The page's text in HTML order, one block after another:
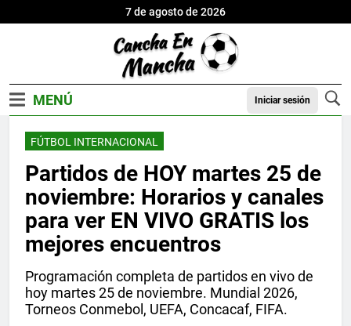
7 de agosto de 2026
Iniciar sesión
FÚTBOL INTERNACIONAL
Partidos de HOY martes 25 de
noviembre: Horarios y canales
para ver EN VIVO GRATIS los
mejores encuentros
Programación completa de partidos en vivo de
hoy martes 25 de noviembre. Mundial 2026,
Torneos Conmebol, UEFA, Concacaf, FIFA.